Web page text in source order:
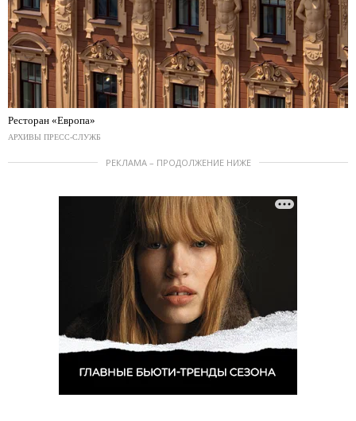
Ресторан «Европа»
АРХИВЫ ПРЕСС-СЛУЖБ
РЕКЛАМА – ПРОДОЛЖЕНИЕ НИЖЕ